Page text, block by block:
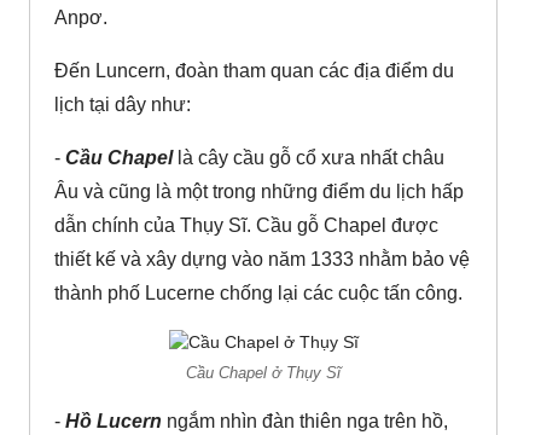
An­pơ.
Đến Luncern, đoàn tham quan các địa điểm du
lịch tại dây như:
- Cầu Chapellà cây cầu gỗ cổ xưa nhất châu
Âu và cũng là một trong những điểm du lịch hấp
dẫn chính của Thụy Sĩ. Cầu gỗ Chapel được
thiết kế và xây dựng vào năm 1333 nhằm bảo vệ
thành phố Lucerne chống lại các cuộc tấn công.
Cầu Chapel ở Thụy Sĩ
- Hồ Lucern ngắm nhìn đàn thiên nga trên hồ,